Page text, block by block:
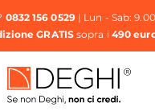
0832 156 0529| Lun - Sab: 9.00
GRATISsopra i 490